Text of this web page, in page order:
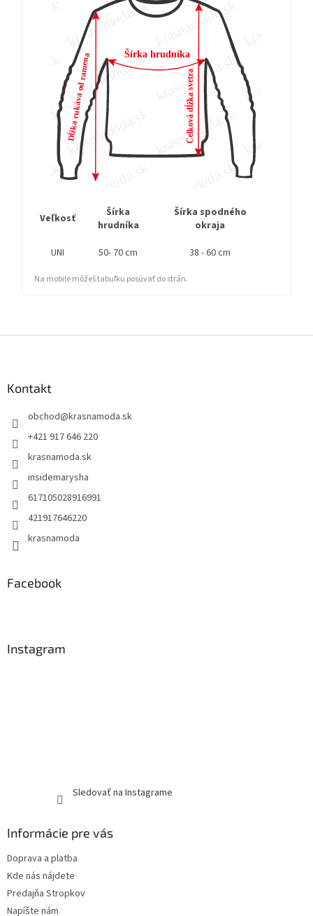
Veľkosť
Šírka
hrudníka
Šírka spodného
okraja
UNI
50- 70 cm 38 - 60 cm
Na mobile môžeš tabuľku posúvať do strán.
Kontakt
obchod@krasnamoda.sk
+421 917 646 220
krasnamoda.sk
insidemarysha
617105028916991
421917646220
krasnamoda
Facebook
Instagram
Sledovať na Instagrame
Informácie pre vás
Doprava a platba
Kde nás nájdete
Predajňa Stropkov
Napíšte nám